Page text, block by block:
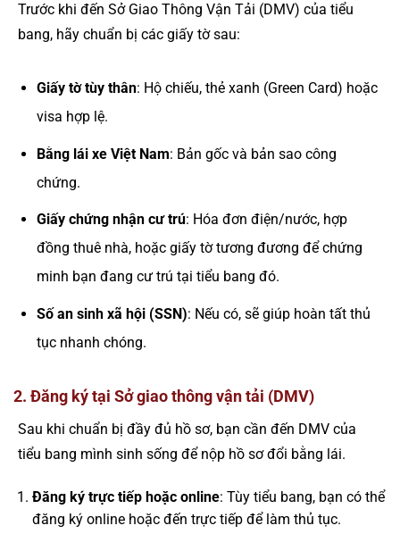
Trước khi đến Sở Giao Thông Vận Tải (DMV) của tiểu
bang, hãy chuẩn bị các giấy tờ sau:
Giấy tờ tùy thân: Hộ chiếu, thẻ xanh (Green Card) hoặc
visa hợp lệ.
Bằng lái xe Việt Nam: Bản gốc và bản sao công
chứng.
Giấy chứng nhận cư trú: Hóa đơn điện/nước, hợp
đồng thuê nhà, hoặc giấy tờ tương đương để chứng
minh bạn đang cư trú tại tiểu bang đó.
Số an sinh xã hội (SSN): Nếu có, sẽ giúp hoàn tất thủ
tục nhanh chóng.
2. Đăng ký tại Sở giao thông vận tải (DMV)
Sau khi chuẩn bị đầy đủ hồ sơ, bạn cần đến DMV của
tiểu bang mình sinh sống để nộp hồ sơ đổi bằng lái.
Đăng ký trực tiếp hoặc online: Tùy tiểu bang, bạn có thể
đăng ký online hoặc đến trực tiếp để làm thủ tục.